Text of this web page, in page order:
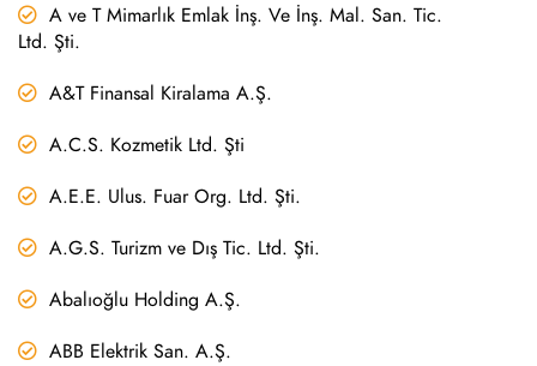
A ve T Mimarlık Emlak İnş. Ve İnş. Mal. San. Tic.
Ltd. Şti.
A&T Finansal Kiralama A.Ş.
A.C.S. Kozmetik Ltd. Şti
A.E.E. Ulus. Fuar Org. Ltd. Şti.
A.G.S. Turizm ve Dış Tic. Ltd. Şti.
Abalıoğlu Holding A.Ş.
ABB Elektrik San. A.Ş.